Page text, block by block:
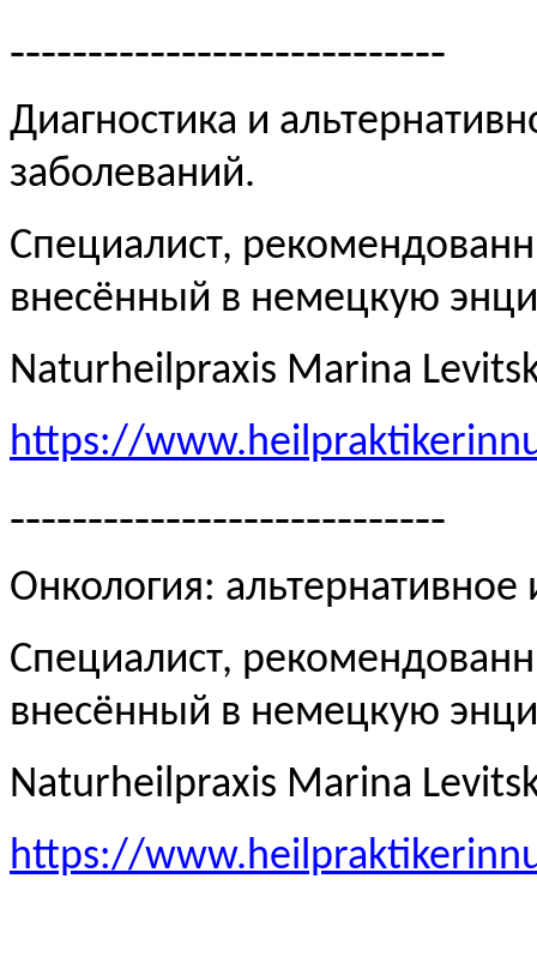
----------------------------
Диагностика и
заболеваний.
Специалист,
внесённый в немецкую
Naturheilpraxis Marina
https://
----------------------------
Онкология:
Специалист,
внесённый в немецкую
Naturheilpraxis Marina
https://